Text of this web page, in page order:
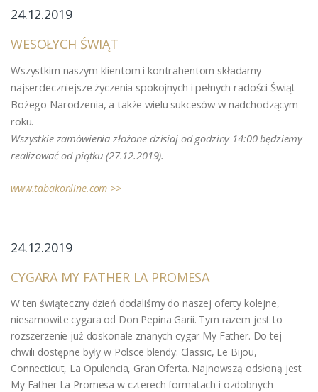
24.12.2019
WESOŁYCH ŚWIĄT
Wszystkim naszym klientom i kontrahentom składamy
najserdeczniejsze życzenia spokojnych i pełnych radości Świąt
Bożego Narodzenia, a także wielu sukcesów w nadchodzącym
roku.
Wszystkie zamówienia złożone dzisiaj od godziny 14:00 będziemy
realizować od piątku (27.12.2019).
www.tabakonline.com >>
24.12.2019
CYGARA MY FATHER LA PROMESA
W ten świąteczny dzień dodaliśmy do naszej oferty kolejne,
niesamowite cygara od Don Pepina Garii. Tym razem jest to
rozszerzenie już doskonale znanych cygar My Father. Do tej
chwili dostępne były w Polsce blendy: Classic, Le Bijou,
Connecticut, La Opulencia, Gran Oferta. Najnowszą odsłoną jest
My Father La Promesa w czterech formatach i ozdobnych